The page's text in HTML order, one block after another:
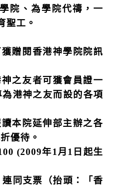
院、為學院代禱，一
聖工。
贈閱香港神學院院訊
之友者可獲會員證一
港神之友而設的各項
本院延伸部主辦之各
優待。
(2009年1 月 1 日起生
同支票（抬頭：「香